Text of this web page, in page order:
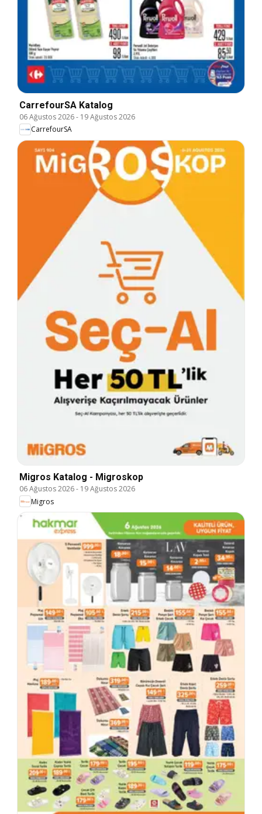
CarrefourSA Katalog
06 Ağustos 2026- 19 Ağustos 2026
CarrefourSA
Migros Katalog - Migroskop
06 Ağustos 2026- 19 Ağustos 2026
Migros